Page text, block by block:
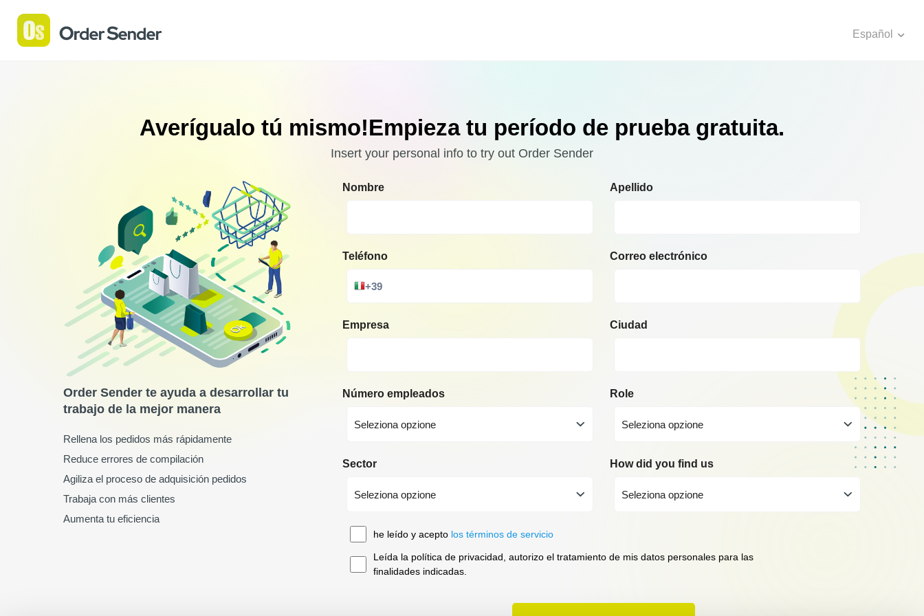
Español
Averígualo tú mismo!Empieza tu período de prueba gratuita.
Insert your personal info to try out Order Sender
Order Sender te ayuda a desarrollar tu
trabajo de la mejor manera
Rellena los pedidos más rápidamente
Reduce errores de compilación
Agiliza el proceso de adquisición pedidos
Trabaja con más clientes
Aumenta tu eficiencia
Nombre Apellido
Teléfono
+39
Correo electrónico
Empresa Ciudad
Número empleados
Seleziona opzione
Role
Seleziona opzione
Sector
Seleziona opzione
How did you find us
Seleziona opzione
he leído y acepto los términos de servicio
Leída la política de privacidad, autorizo el tratamiento de mis datos personales para las
finalidades indicadas.